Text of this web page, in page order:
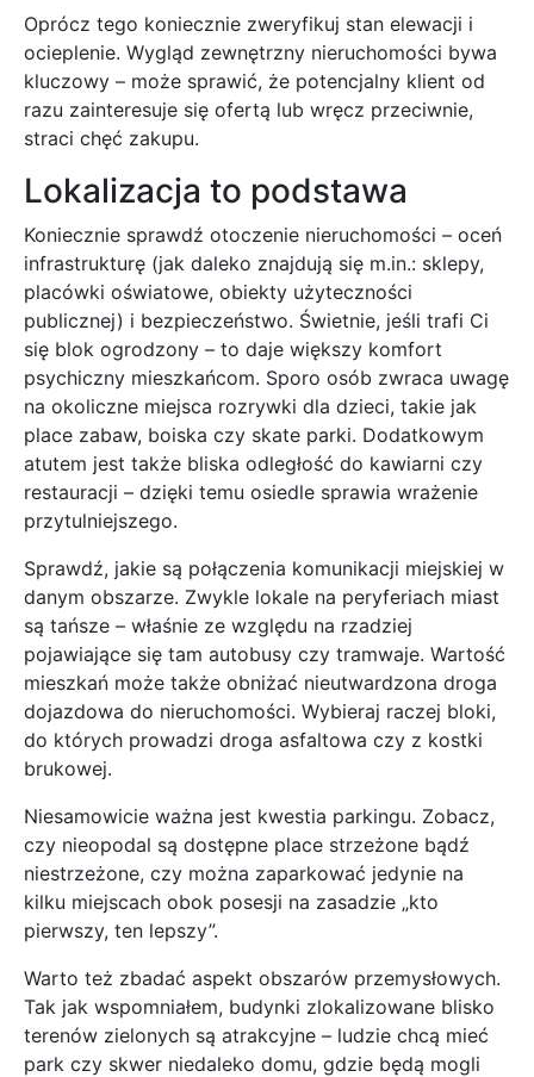
Oprócz tego koniecznie zweryfikuj stan elewacji i
ocieplenie. Wygląd zewnętrzny nieruchomości bywa
kluczowy – może sprawić, że potencjalny klient od
razu zainteresuje się ofertą lub wręcz przeciwnie,
straci chęć zakupu.
Lokalizacja to podstawa
Koniecznie sprawdź otoczenie nieruchomości – oceń
infrastrukturę (jak daleko znajdują się m.in.: sklepy,
placówki oświatowe, obiekty użyteczności
publicznej) i bezpieczeństwo. Świetnie, jeśli trafi Ci
się blok ogrodzony – to daje większy komfort
psychiczny mieszkańcom. Sporo osób zwraca uwagę
na okoliczne miejsca rozrywki dla dzieci, takie jak
place zabaw, boiska czy skate parki. Dodatkowym
atutem jest także bliska odległość do kawiarni czy
restauracji – dzięki temu osiedle sprawia wrażenie
przytulniejszego.
Sprawdź, jakie są połączenia komunikacji miejskiej w
danym obszarze. Zwykle lokale na peryferiach miast
są tańsze – właśnie ze względu na rzadziej
pojawiające się tam autobusy czy tramwaje. Wartość
mieszkań może także obniżać nieutwardzona droga
dojazdowa do nieruchomości. Wybieraj raczej bloki,
do których prowadzi droga asfaltowa czy z kostki
brukowej.
Niesamowicie ważna jest kwestia parkingu. Zobacz,
czy nieopodal są dostępne place strzeżone bądź
niestrzeżone, czy można zaparkować jedynie na
kilku miejscach obok posesji na zasadzie „kto
pierwszy, ten lepszy”.
Warto też zbadać aspekt obszarów przemysłowych.
Tak jak wspomniałem, budynki zlokalizowane blisko
terenów zielonych są atrakcyjne – ludzie chcą mieć
park czy skwer niedaleko domu, gdzie będą mogli